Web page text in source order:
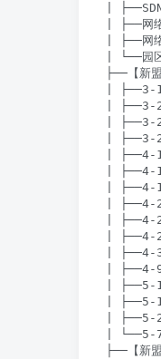
|
| ├──网
| ├──网
| └──园
├──【新
| ├──3-
| ├──3-
| ├──3-
| ├──3-
| ├──4-
| ├──4-
| ├──4-
| ├──4-
| ├──4-
| ├──4-
| ├──4-
| ├──4-
| ├──5-
| ├──5-
| ├──5-
| └──5-
├──【新